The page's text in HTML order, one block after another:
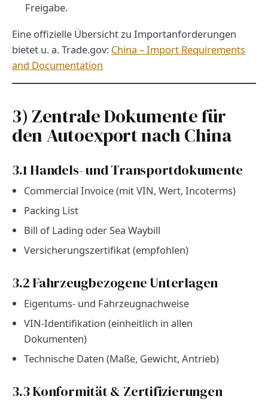
Freigabe.
Eine offizielle Übersicht zu Importanforderungen
bietet u. a. Trade.gov: China – Import Requirements
and Documentation
3) Zentrale Dokumente für
den Autoexport nach China
3.1 Handels- und Transportdokumente
Commercial Invoice (mit VIN, Wert, Incoterms)
Packing List
Bill of Lading oder Sea Waybill
Versicherungszertifikat (empfohlen)
3.2 Fahrzeugbezogene Unterlagen
Eigentums- und Fahrzeugnachweise
VIN-Identifikation (einheitlich in allen
Dokumenten)
Technische Daten (Maße, Gewicht, Antrieb)
3.3 Konformität & Zertifizierungen